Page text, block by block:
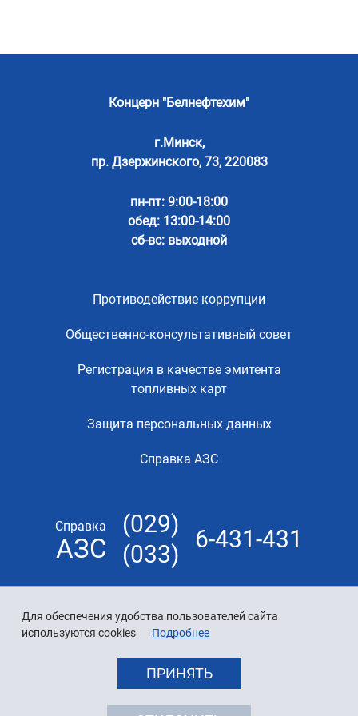
Для обеспечения удобства пользователей сайта
используются cookies
Подробнее
ПРИНЯТЬ
Концерн "Белнефтехим"
г.Минск,
пр. Дзержинского, 73, 220083
пн-пт: 9:00-18:00
обед: 13:00-14:00
сб-вс: выходной
Противодействие коррупции
Общественно-консультативный совет
Регистрация в качестве эмитента
топливных карт
Защита персональных данных
Справка АЗС
Справка
АЗС
(029)
(033)
6-431-431